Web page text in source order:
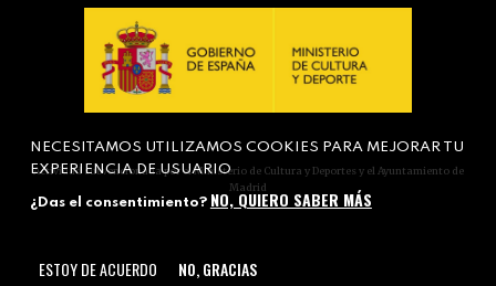
Actividad subvencionada por el Ministerio de Cultura y Deportes y el Ayuntamiento de
Madrid
NECESITAMOS UTILIZAMOS COOKIES PARA MEJORAR TU
EXPERIENCIA DE USUARIO
¿Das el consentimiento? NO, QUIERO SABER MÁS
ESTOY DE ACUERDO NO, GRACIAS